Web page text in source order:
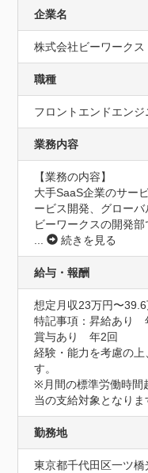
企業名
株式会社ビーワークス
職種
フロントエンドエン
業務内容
【業務の内容】
大手SaaS企業のサー
ービス開発、グロー
ビーワークスの開発
...
続きを見る
給与・報酬
想定月収23万円〜39.6
特記事項：昇給あり　
賞与あり　年2回
経験・能力を考慮の
す。
※月間の標準労働時間
当の支給対象となりま
勤務地
東京都千代田区一ツ